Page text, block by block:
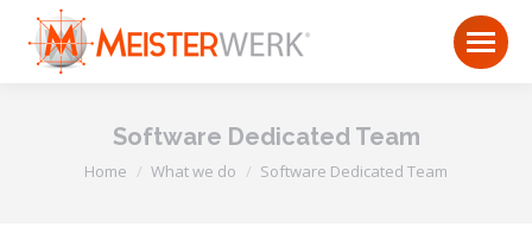
Software Dedicated Team
You are here:
Home What we do Software Dedicated Team